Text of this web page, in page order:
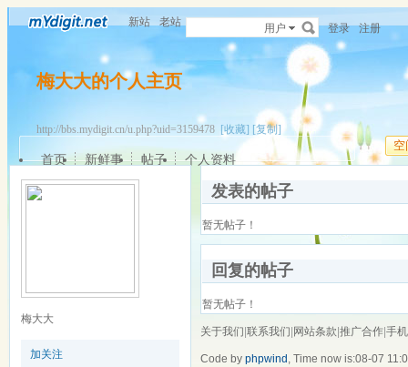
新站 老站 用户 登录 注册
梅大大的个人主页
http://bbs.mydigit.cn/u.php?uid=3159478 [收藏] [复制]
空
首页 新鲜事 帖子 个人资料
梅大大
加关注
发表的帖子
暂无帖子！
回复的帖子
暂无帖子！
关于我们|联系我们|网站条款|推广合作|手
Code by phpwind , Time now is:08-07